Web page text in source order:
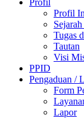
Profil
Profil
Tugas
Tautan
Visi
PPID
Pengaduan /
Form
Lapor